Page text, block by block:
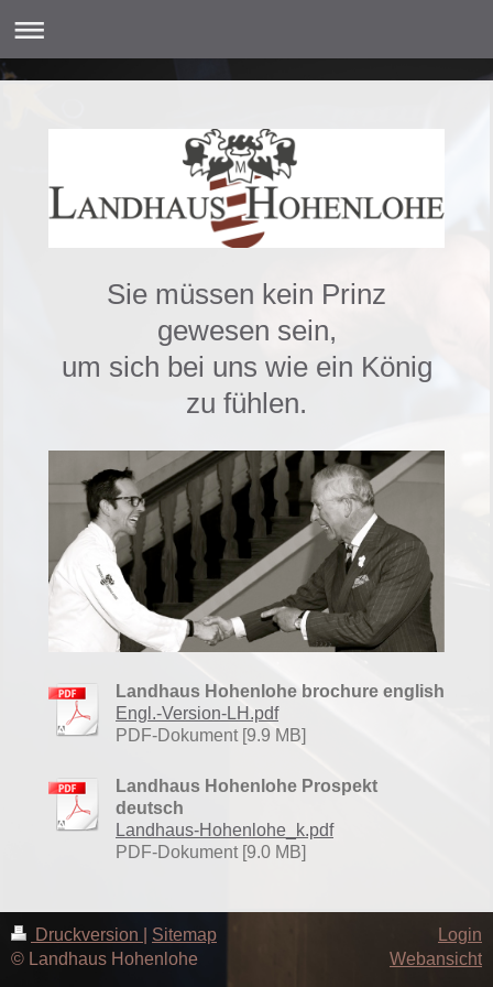
Sie müssen kein Prinz
gewesen sein,
um sich bei uns wie ein König
zu fühlen.
Landhaus Hohenlohe brochure english
Engl.-Version-LH.pdf
PDF-Dokument [9.9 MB]
Landhaus Hohenlohe Prospekt
deutsch
Landhaus-Hohenlohe_k.pdf
PDF-Dokument [9.0 MB]
Druckversion
Sitemap
© Landhaus Hohenlohe
Login
Webansicht